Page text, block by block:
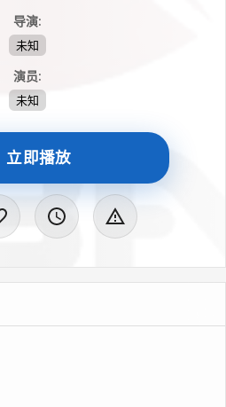
重要影像资料。
导演:
未知
演员:
未知
立即播放